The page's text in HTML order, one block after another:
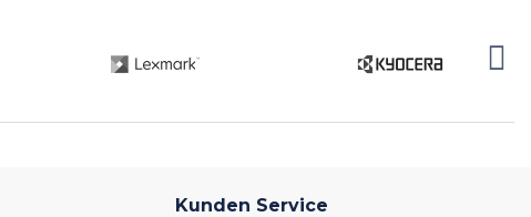
Kunden Service